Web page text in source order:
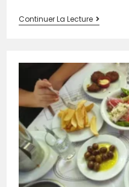
Continuer La Lecture